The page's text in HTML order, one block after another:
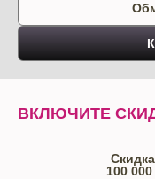
ВКЛЮЧИТЕ
100 000